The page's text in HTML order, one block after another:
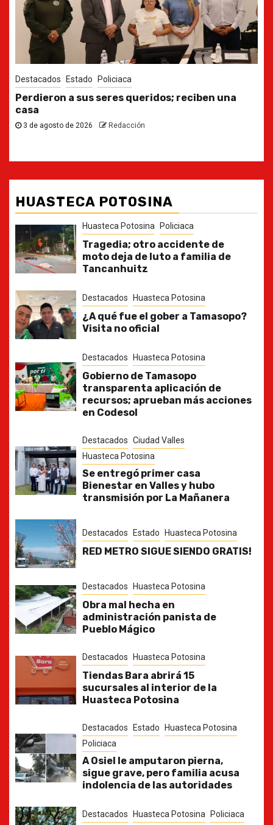
Destacados Estado
Ya casi, el quinto informe del Gobernador
30 de julio de 2026
HUASTECA POTOSINA
Huasteca Potosina Policiaca
Tragedia; otro accidente de
moto deja de luto a familia de
Tancanhuitz
Destacados Huasteca Potosina
¿A qué fue el gober a Tamasopo?
Visita no oficial
Destacados Huasteca Potosina
Gobierno de Tamasopo
transparenta aplicación de
recursos; aprueban más acciones
en Codesol
Destacados Ciudad Valles
Huasteca Potosina
Se entregó primer casa
Bienestar en Valles y hubo
transmisión por La Mañanera
Destacados Estado Huasteca Potosina
RED METRO SIGUE SIENDO GRATIS!
Destacados Huasteca Potosina
Obra mal hecha en
administración panista de
Pueblo Mágico
Destacados Huasteca Potosina
Tiendas Bara abrirá 15
sucursales al interior de la
Huasteca Potosina
Destacados Estado
Huasteca Potosina
Policiaca
A Osiel le amputaron pierna,
sigue grave, pero familia acusa
indolencia de las autoridades
Destacados Huasteca Potosina Policiaca